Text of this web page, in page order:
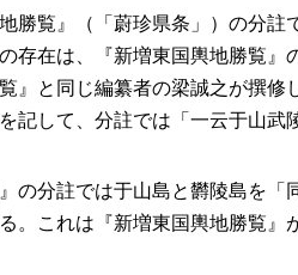
勝覧』（「蔚珍県条」）の分
存在は、『新増東国輿地勝覧
』と同じ編纂者の梁誠之が撰
記して、分註では「一云于山
の分註では于山島と欝陵島を
。これは『新増東国輿地勝覧